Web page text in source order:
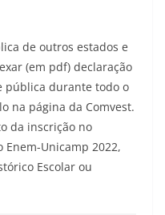
de outros estados e
(em pdf) declaração
pública durante todo o
na página da Comvest.
da inscrição no
Unicamp 2022,
Escolar ou